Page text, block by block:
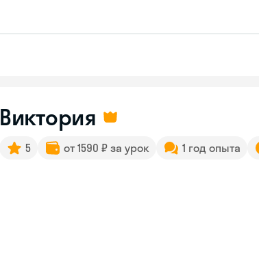
Виктория
5 от 1590 ₽ за урок 1 год опыта